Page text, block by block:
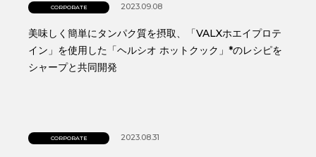
CORPORATE 2023.09.08
美味しく簡単にタンパク質を摂取、「VALXホエイプロテ
イン」を使用した「ヘルシオ ホットクック」*のレシピを
シャープと共同開発
CORPORATE 2023.08.31